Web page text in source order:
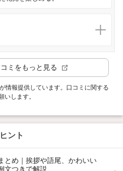
ミをもっと見る
が情報提供しています。口コミに関する
いします。
ント
とめ｜挨拶や語尾、かわいい
文つきで解説